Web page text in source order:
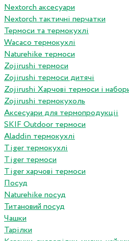
Nextorch аксесуари
Nextorch тактичні перчатки
Термоси та термокухлі
Wacaco термокухлі
Naturehike термоси
Zojirushi термоси
Zojirushi термоси дитячі
Zojirushi Харчові термоси і
Zojirushi термокухоль
Аксесуари для термопродукціі
SKIF Outdoor термоси
Aladdin термокухлі
Tiger термокухлі
Tiger термоси
Tiger харчові термоси
Посуд
Naturehike посуд
Титановий посуд
Чашки
Тарілки